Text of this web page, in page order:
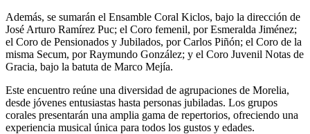
Además, se sumarán el Ensamble Coral Kiclos, bajo la dirección de
José Arturo Ramírez Puc; el Coro femenil, por Esmeralda Jiménez;
el Coro de Pensionados y Jubilados, por Carlos Piñón; el Coro de la
misma Secum, por Raymundo González; y el Coro Juvenil Notas de
Gracia, bajo la batuta de Marco Mejía.
Este encuentro reúne una diversidad de agrupaciones de Morelia,
desde jóvenes entusiastas hasta personas jubiladas. Los grupos
corales presentarán una amplia gama de repertorios, ofreciendo una
experiencia musical única para todos los gustos y edades.